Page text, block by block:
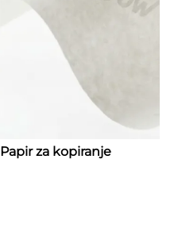
Papir za kopiranje